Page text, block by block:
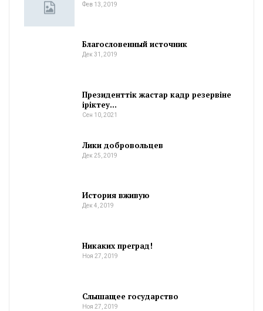
Фев 13, 2019
Благословенный источник
Дек 31, 2019
Президенттік жастар кадр резервіне
іріктеу…
Сен 10, 2021
Лики добровольцев
Дек 25, 2019
История вживую
Дек 4, 2019
Никаких преград!
Ноя 27, 2019
Слышащее государство
Ноя 27, 2019